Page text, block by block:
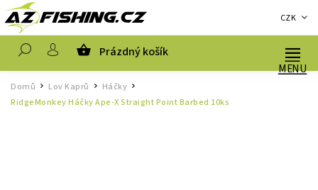
CZK
Prázdný košík
Domů / Lov Kaprů Háčky /
RidgeMonkey Háčky Ape-X Straight Point Barbed 10ks